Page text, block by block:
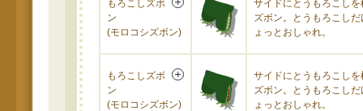
もろこしズボ
ン
(モロコシズボン)
サイドにとうもろこしを
ズボン。とうもろこしだ
ょっとおしゃれ。
もろこしズボ
ン
(モロコシズボン)
サイドにとうもろこしを
ズボン。とうもろこしだ
ょっとおしゃれ。